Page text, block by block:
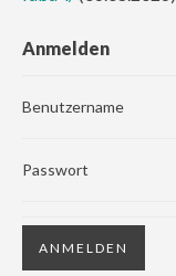
Anmelden
Benutzername
Passwort